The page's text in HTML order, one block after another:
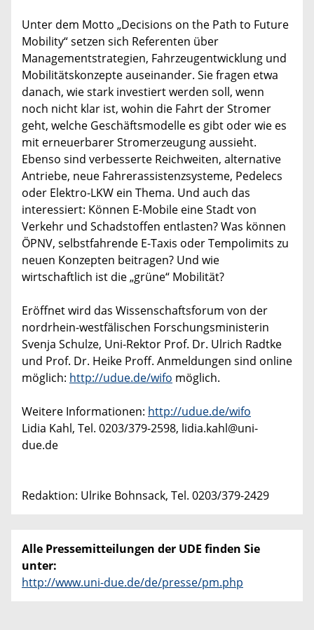
Unter dem Motto „Decisions on the Path to Future
Mobility“ setzen sich Referenten über
Managementstrategien, Fahrzeugentwicklung und
Mobilitätskonzepte auseinander. Sie fragen etwa
danach, wie stark investiert werden soll, wenn
noch nicht klar ist, wohin die Fahrt der Stromer
geht, welche Geschäftsmodelle es gibt oder wie es
mit erneuerbarer Stromerzeugung aussieht.
Ebenso sind verbesserte Reichweiten, alternative
Antriebe, neue Fahrerassistenzsysteme, Pedelecs
oder Elektro-LKW ein Thema. Und auch das
interessiert: Können E-Mobile eine Stadt von
Verkehr und Schadstoffen entlasten? Was können
ÖPNV, selbstfahrende E-Taxis oder Tempolimits zu
neuen Konzepten beitragen? Und wie
wirtschaftlich ist die „grüne“ Mobilität?
Eröffnet wird das Wissenschaftsforum von der
nordrhein-westfälischen Forschungsministerin
Svenja Schulze, Uni-Rektor Prof. Dr. Ulrich Radtke
und Prof. Dr. Heike Proff. Anmeldungen sind online
möglich: http://udue.de/wifo möglich.
Weitere Informationen: http://udue.de/wifo
Lidia Kahl, Tel. 0203/379-2598, lidia.kahl@uni-
due.de
Redaktion: Ulrike Bohnsack, Tel. 0203/379-2429
Alle Pressemitteilungen der UDE finden Sie
unter:
http://www.uni-due.de/de/presse/pm.php